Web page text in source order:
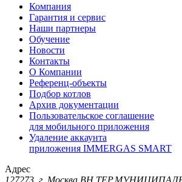
Компания
Гарантия и сервис
Наши партнеры
Обучение
Новости
Контакты
О Компании
Референц-объекты
Подбор котлов
Архив документации
Пользовательское соглашение
для мобильного приложения
Удаление аккаунта
приложения IMMERGAS SMART
Адрес
127273, г. Москва